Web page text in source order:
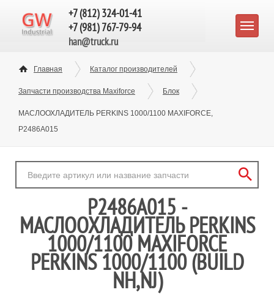
+7 (812) 324-01-41
+7 (981) 767-79-94
han@truck.ru
Главная Каталог производителей
Запчасти производства Maxiforce Блок
МАСЛООХЛАДИТЕЛЬ PERKINS 1000/1100 MAXIFORCE,
P2486A015
P2486A015 -
МАСЛООХЛАДИТЕЛЬ PERKINS
1000/1100 MAXIFORCE
PERKINS 1000/1100 (BUILD
NH,NJ)